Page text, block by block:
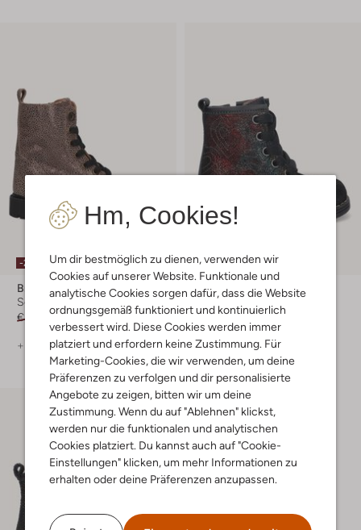
Hm, Cookies!
Um dir bestmöglich zu dienen, verwenden wir
Cookies auf unserer Website. Funktionale und
analytische Cookies sorgen dafür, dass die Website
ordnungsgemäß funktioniert und kontinuierlich
verbessert wird. Diese Cookies werden immer
platziert und erfordern keine Zustimmung. Für
Marketing-Cookies, die wir verwenden, um deine
Präferenzen zu verfolgen und dir personalisierte
Angebote zu zeigen, bitten wir um deine
Zustimmung. Wenn du auf "Ablehnen" klickst,
werden nur die funktionalen und analytischen
Cookies platziert. Du kannst auch auf "Cookie-
Einstellungen" klicken, um mehr Informationen zu
erhalten oder deine Präferenzen anzupassen.
-20%
Braqeez
Schnürboots
€ 89,95 € 71,99
+ mehr farben
-20%
Bunniesjr
Biker Boots
€ 89,95 € 71,95
+ mehr farben